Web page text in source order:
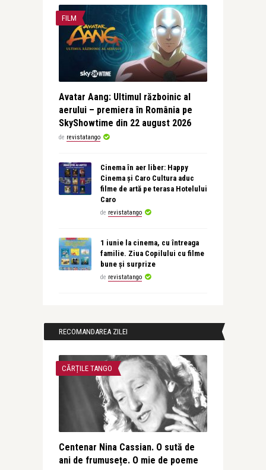
FILM
Avatar Aang: Ultimul războinic al
aerului – premiera în România pe
SkyShowtime din 22 august 2026
de revistatango
Cinema în aer liber: Happy
Cinema și Caro Cultura aduc
filme de artă pe terasa Hotelului
Caro
de revistatango
1 iunie la cinema, cu întreaga
familie. Ziua Copilului cu filme
bune și surprize
de revistatango
RECOMANDAREA ZILEI
CĂRȚILE TANGO
Centenar Nina Cassian. O sută de
ani de frumusețe. O mie de poeme